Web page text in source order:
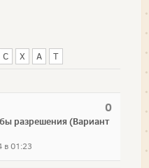
С Х А
Т
0
разрешения (Вариант
в 01:23